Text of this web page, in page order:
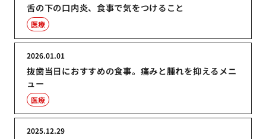
舌の下の口内炎、食事で気をつけること
医療
抜歯当日におすすめの食事。痛みと腫れを抑えるメニ
ュー
2026.01.01
医療
2025.12.29